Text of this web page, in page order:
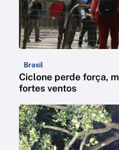
Brasil
Ciclone perde força,
fortes ventos